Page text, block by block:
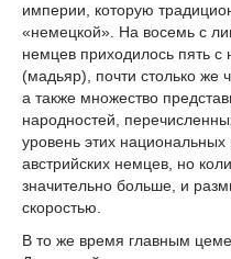
империи, которую
«немецкой». На восемь с
немцев приходилось пять
(мадьяр), почти столько же
а также множество
народностей,
уровень этих
австрийских немцев, но
значительно больше, и
скоростью.
В то же время главным